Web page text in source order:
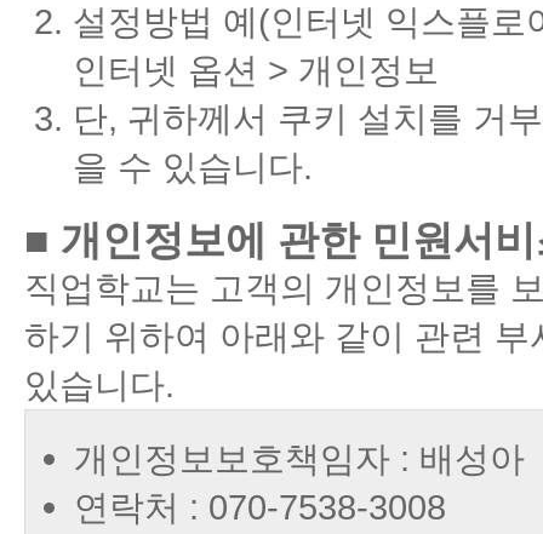
설정방법 예(인터넷 익스플
인터넷 옵션 > 개인정보
단, 귀하께서 쿠키 설치를 거
을 수 있습니다.
■ 개인정보에 관한 민원서
직업학교는 고객의 개인정보를
하기 위하여 아래와 같이 관련
있습니다.
개인정보보호책임자 : 배성아
연락처 : 070-7538-3008